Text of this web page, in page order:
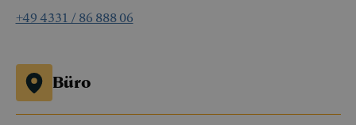
+49 4331 / 86 888 06
Büro